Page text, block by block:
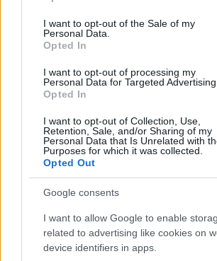
use your data for below specified purposes
consent section.
I want to opt-out of the Sale of my
Personal Data.
Opted In
I want to opt-out of processing my
Personal Data for Targeted Advertising.
Opted In
I want to opt-out of Collection, Use,
Retention, Sale, and/or Sharing of my
Personal Data that Is Unrelated with
Purposes for which it was collected.
Opted Out
Google consents
I want to allow Google to enable
related to advertising like cookies on
device identifiers in apps.
Περιστέρι Betsson:
Ανακοίνωσε την απόκτηση
του Γιώργου Γκιουζέλη
ΚΑΛΑΣ:
μονάδα